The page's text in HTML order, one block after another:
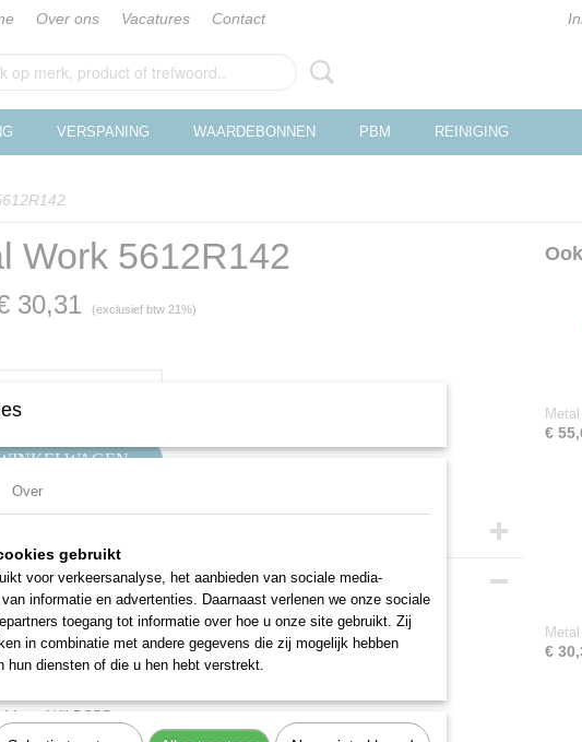
Over ons Vacatures Contact
VERSPANING WAARDEBONNEN PBM REINIGING
Work 5612R142
30,31 (exclusief btw 21%)
5612R142
8024986885538
leverancier
5612R142
0,19 Kg
08.
mogelijk.
1/4" BSPP
€
€
Over
gebruikt
voor verkeersanalyse, het aanbieden van sociale media-
informatie en advertenties. Daarnaast verlenen we onze sociale
toegang tot informatie over hoe u onze site gebruikt. Zij
in combinatie met andere gegevens die zij mogelijk hebben
hun diensten of die u hen hebt verstrekt.